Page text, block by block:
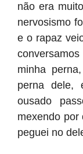
não era
nervosismo
e o rapaz
minha
perna dele,
ousado
mexendo por
peguei no